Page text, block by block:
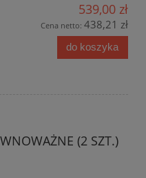
539,00 zł
Cena netto: 438,21 zł
do koszyka
(2 SZT.)